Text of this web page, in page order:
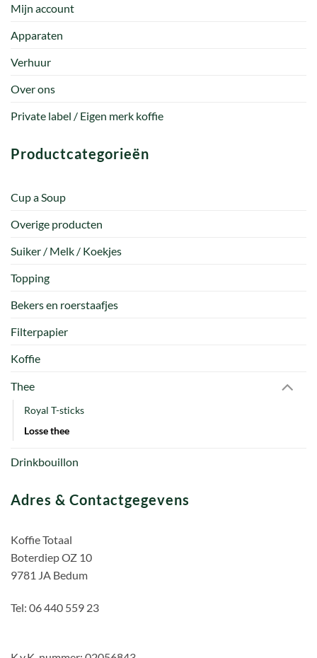
Mijn account
Apparaten
Verhuur
Over ons
Private label / Eigen merk koffie
Productcategorieën
Cup a Soup
Overige producten
Suiker / Melk / Koekjes
Topping
Bekers en roerstaafjes
Filterpapier
Koffie
Thee
Royal T-sticks
Losse thee
Drinkbouillon
Adres & Contactgegevens
Koffie Totaal
Boterdiep OZ 10
9781 JA Bedum
Tel: 06 440 559 23